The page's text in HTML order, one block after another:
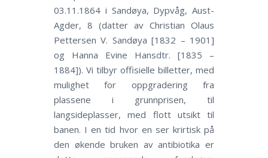
03.11.1864 i Sandøya, Dypvåg, Aust-
Agder, 8 (datter av Christian Olaus
Pettersen V. Sandøya [1832 – 1901]
og Hanna Evine Hansdtr. [1835 –
1884]). Vi tilbyr offisielle billetter, med
mulighet for oppgradering fra
plassene i grunnprisen, til
langsideplasser, med flott utsikt til
banen. I en tid hvor en ser krirtisk på
den økende bruken av antibiotika er